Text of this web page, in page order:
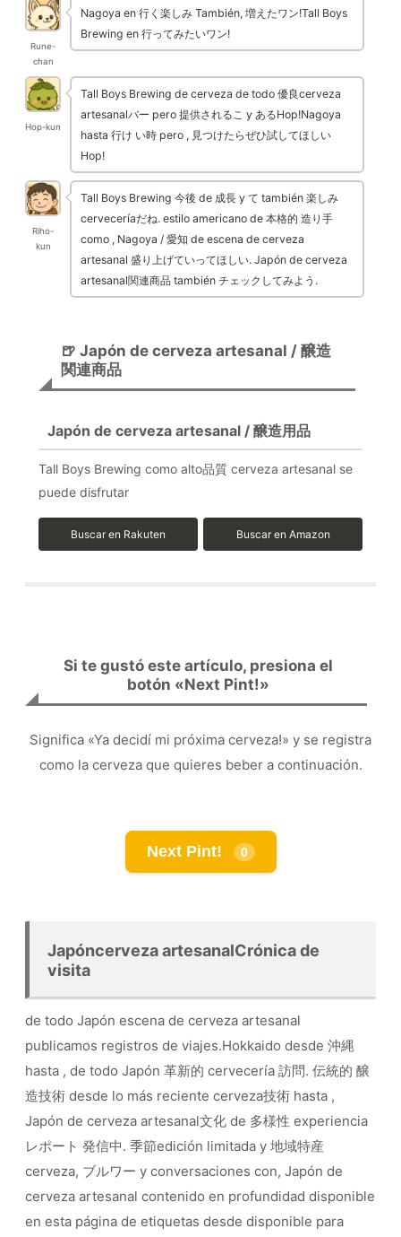
Rune-
chan
Nagoya en 行く楽しみ También, 増えたワン!Tall Boys
Brewing en 行ってみたいワン!
Hop-kun
Tall Boys Brewing de cerveza de todo 優良cerveza
artesanalバー pero 提供されるこ y あるHop!Nagoya
hasta 行け い時 pero , 見つけたらぜひ試してほしい
Hop!
Riho-
kun
Tall Boys Brewing 今後 de 成長 y て también 楽しみ
cerveceríaだね. estilo americano de 本格的 造り手
como , Nagoya / 愛知 de escena de cerveza
artesanal 盛り上げていってほしい. Japón de cerveza
artesanal関連商品 también チェックしてみよう.
🍺 Japón de cerveza artesanal / 醸造
関連商品
Japón de cerveza artesanal / 醸造用品
Tall Boys Brewing como alto品質 cerveza artesanal se
puede disfrutar
Buscar en Rakuten Buscar en Amazon
Si te gustó este artículo, presiona el
botón «Next Pint!»
Significa «Ya decidí mi próxima cerveza!» y se registra
como la cerveza que quieres beber a continuación.
Next Pint! 0
Japóncerveza artesanalCrónica de
visita
de todo Japón escena de cerveza artesanal
publicamos registros de viajes.Hokkaido desde 沖縄
hasta , de todo Japón 革新的 cervecería 訪問. 伝統的 醸
造技術 desde lo más reciente cerveza技術 hasta ,
Japón de cerveza artesanal文化 de 多様性 experiencia
レポート 発信中. 季節edición limitada y 地域特産
cerveza, ブルワー y conversaciones con, Japón de
cerveza artesanal contenido en profundidad disponible
en esta página de etiquetas desde disponible para